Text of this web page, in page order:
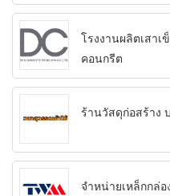
โรงงานผลิตเสา
คอนกรีต
ร้านวัสดุก่อสร้าง
จำหน่ายเหล็กกล่